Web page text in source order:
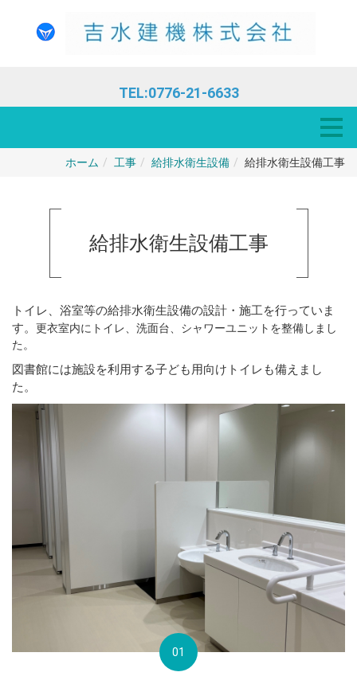
TEL:0776-21-6633
ホーム 工事 給排水衛生設備 給排水衛生設備工事
給排水衛生設備工事
トイレ、浴室等の給排水衛生設備の設計・施工を行っていま
す。 更衣室内にトイレ、洗面台、シャワーユニットを整備しまし
た。
図書館には施設を利用する子ども用向けトイレも備えまし
た。
01